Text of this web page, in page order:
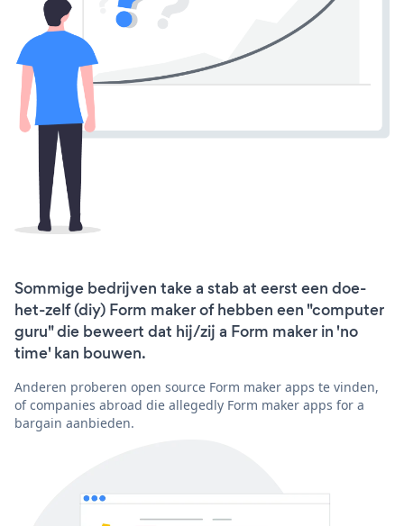
Sommige bedrijven take a stab at eerst een doe-
het-zelf (diy) Form maker of hebben een "computer
guru" die beweert dat hij/zij a Form maker in 'no
time' kan bouwen.
Anderen proberen open source Form maker apps te vinden,
of companies abroad die allegedly Form maker apps for a
bargain aanbieden.